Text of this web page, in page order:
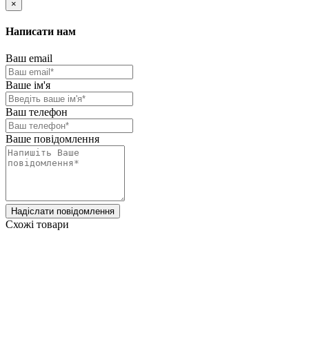
×
Написати нам
Ваш email
Ваше ім'я
Ваш телефон
Ваше повідомлення
Надіслати повідомлення
Схожі товари